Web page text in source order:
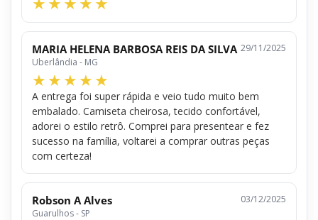
MARIA HELENA BARBOSA REIS DA SILVA
Uberlândia - MG
29/11/2025
A entrega foi super rápida e veio tudo muito bem
embalado. Camiseta cheirosa, tecido confortável,
adorei o estilo retrô. Comprei para presentear e fez
sucesso na família, voltarei a comprar outras peças
com certeza!
Robson A Alves
Guarulhos - SP
03/12/2025